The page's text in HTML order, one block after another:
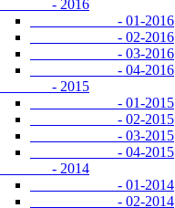
- 2016
- 01-2016
- 02-2016
- 03-2016
- 04-2016
- 2015
- 01-2015
- 02-2015
- 03-2015
- 04-2015
- 2014
- 01-2014
- 02-2014